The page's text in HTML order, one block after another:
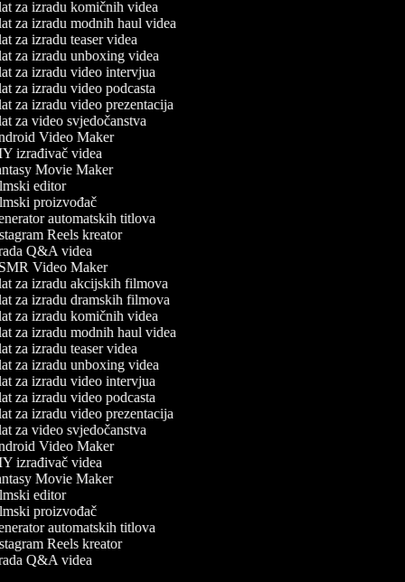
za izradu komičnih videa
za izradu modnih haul videa
za izradu teaser videa
za izradu unboxing videa
za izradu video intervjua
za izradu video podcasta
za izradu video prezentacija
za video svjedočanstva
Video Maker
izrađivač videa
Movie Maker
editor
proizvođač
automatskih titlova
Reels kreator
Q&A videa
Video Maker
za izradu akcijskih filmova
za izradu dramskih filmova
za izradu komičnih videa
za izradu modnih haul videa
za izradu teaser videa
za izradu unboxing videa
za izradu video intervjua
za izradu video podcasta
za izradu video prezentacija
za video svjedočanstva
Video Maker
izrađivač videa
Movie Maker
editor
proizvođač
automatskih titlova
Reels kreator
Q&A videa